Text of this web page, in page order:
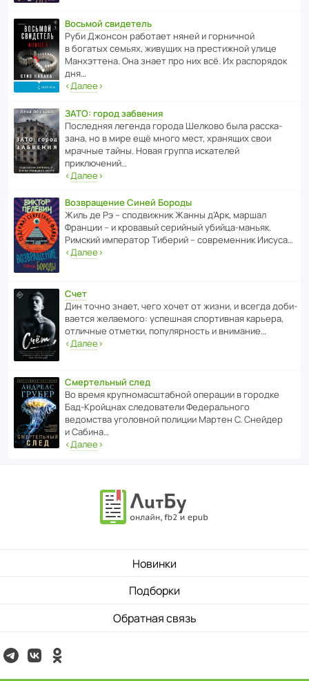
Восьмой свидетель
Руби Джонсон рабо­тает няней и горни­чной
в богатых семьях, живущих на прес­ти­жной улице
Манх­эт­тена. Она знает про них всё. Их распо­рядок
дня…
‹Далее›
ЗАТО: город забвения
После­дняя легенда города Шелково была расска­
зана, но в мире ещё много мест, хранящих свои
мрачные тайны. Новая группа иска­телей
приключений…
‹Далее›
Возвращение Синей Бороды
Жиль де Рэ – спод­ви­жник Жанны д’Арк, маршал
Франции – и кровавый серийный убийца-маньяк.
Римский импе­ратор Тиберий – совре­менник Иисуса…
‹Далее›
Счет
Дин точно знает, чего хочет от жизни, и всегда доби­
ва­ется жела­е­мого: успе­шная спор­ти­вная карьера,
отли­чные отметки, попу­ля­р­ность и внимание…
‹Далее›
Смертельный след
Во время круп­но­мас­ш­та­бной операции в городке
Бад‑Крой­цнах следо­ва­тели Феде­раль­ного
ведомства уголо­вной полиции Мартен С. Снейдер
и Сабина…
‹Далее›
Новинки
Подборки
Обратная связь